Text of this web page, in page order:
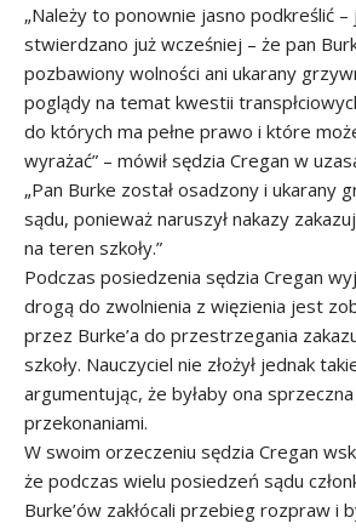
„Należy to ponownie jasno podkreślić –
stwierdzano już wcześniej – że pan
pozbawiony wolności ani ukarany
poglądy na temat kwestii
do których ma pełne prawo i które
wyrażać” – mówił sędzia Cregan w
„Pan Burke został osadzony i ukarany
sądu, ponieważ naruszył nakazy
na teren szkoły.”
Podczas posiedzenia sędzia Cregan
drogą do zwolnienia z więzienia jest
przez Burke’a do przestrzegania
szkoły. Nauczyciel nie złożył jednak
argumentując, że byłaby ona
przekonaniami.
W swoim orzeczeniu sędzia Cregan
że podczas wielu posiedzeń sądu
Burke’ów zakłócali przebieg rozpraw i